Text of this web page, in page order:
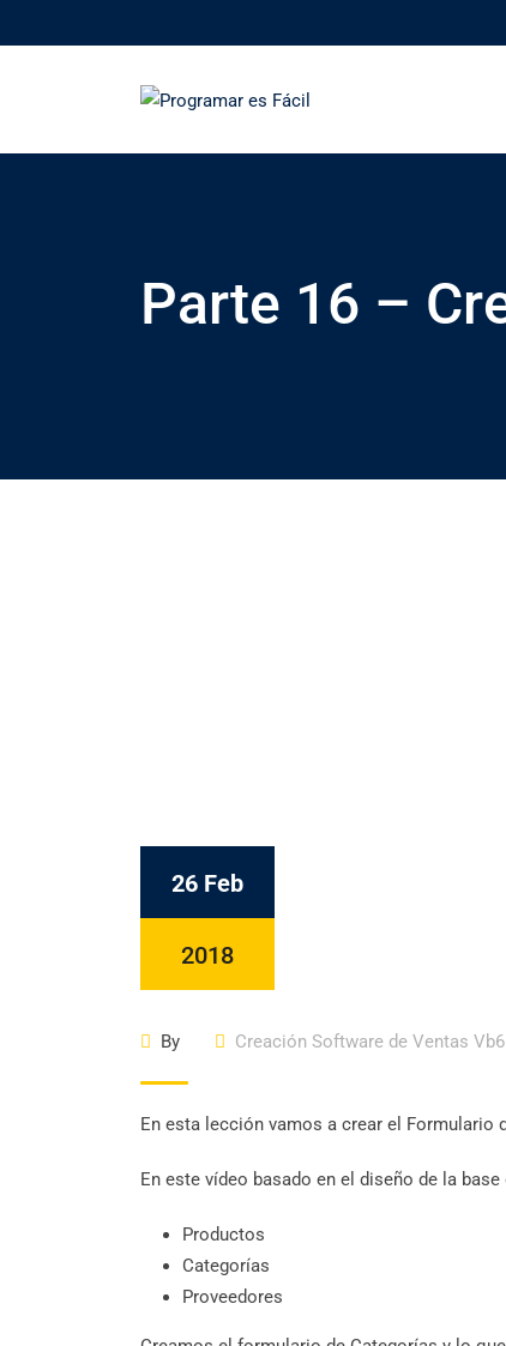
to
Parte 16 –
26 Feb
2018
By Creación Software de Ventas Vb6
En esta lección vamos a crear el Formulario
En este vídeo basado en el diseño de la
Productos
Categorías
Proveedores